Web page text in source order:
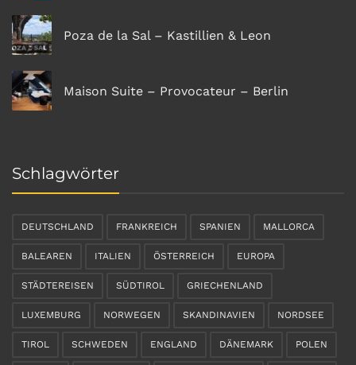
Poza de la Sal – Kastillien & Leon
Maison Suite – Provocateur – Berlin
Schlagwörter
DEUTSCHLAND FRANKREICH SPANIEN MALLORCA
BALEAREN ITALIEN ÖSTERREICH EUROPA
STÄDTEREISEN SÜDTIROL GRIECHENLAND
LUXEMBURG NORWEGEN SKANDINAVIEN NORDSEE
TIROL SCHWEDEN ENGLAND DÄNEMARK POLEN